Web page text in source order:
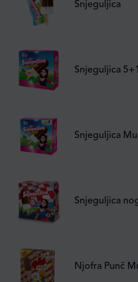
Snjeguljica
Snjeguljica 5+1
Snjeguljica
Snjeguljica
Njofra Punč